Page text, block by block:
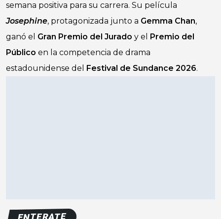
semana positiva para su carrera. Su película
Josephine, protagonizada junto a Gemma Chan,
ganó el Gran Premio del Jurado y el Premio del
Público en la competencia de drama
estadounidense del Festival de Sundance 2026.